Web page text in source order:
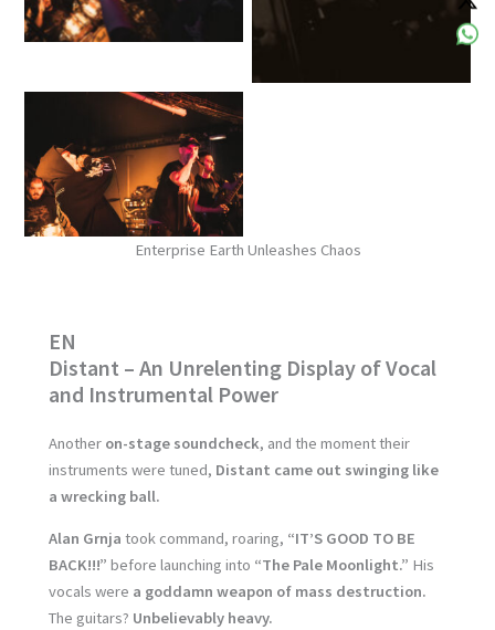
No Caption
Enterprise Earth Unleashes Chaos
EN
Distant – An Unrelenting Display of Vocal
and Instrumental Power
Another on-stage soundcheck, and the moment their
instruments were tuned, Distant came out swinging like
a wrecking ball.
Alan Grnja took command, roaring, “IT’S GOOD TO BE
BACK!!!” before launching into “The Pale Moonlight.” His
vocals were a goddamn weapon of mass destruction.
The guitars? Unbelievably heavy.